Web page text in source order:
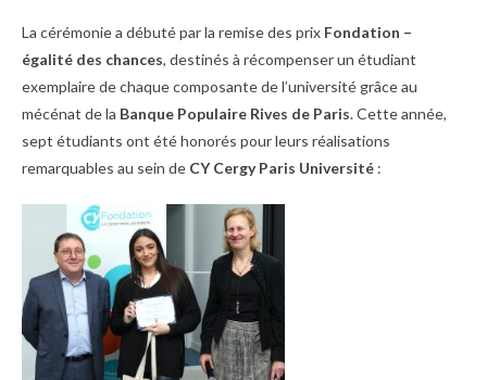
La cérémonie a débuté par la remise des prix Fondation –
égalité des chances, destinés à récompenser un étudiant
exemplaire de chaque composante de l’université grâce au
mécénat de la Banque Populaire Rives de Paris. Cette année,
sept étudiants ont été honorés pour leurs réalisations
remarquables au sein de CY Cergy Paris Université :